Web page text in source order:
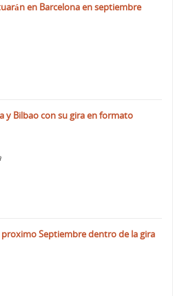
en Barcelona en septiembre
y Bilbao con su gira en formato
Septiembre dentro de la gira